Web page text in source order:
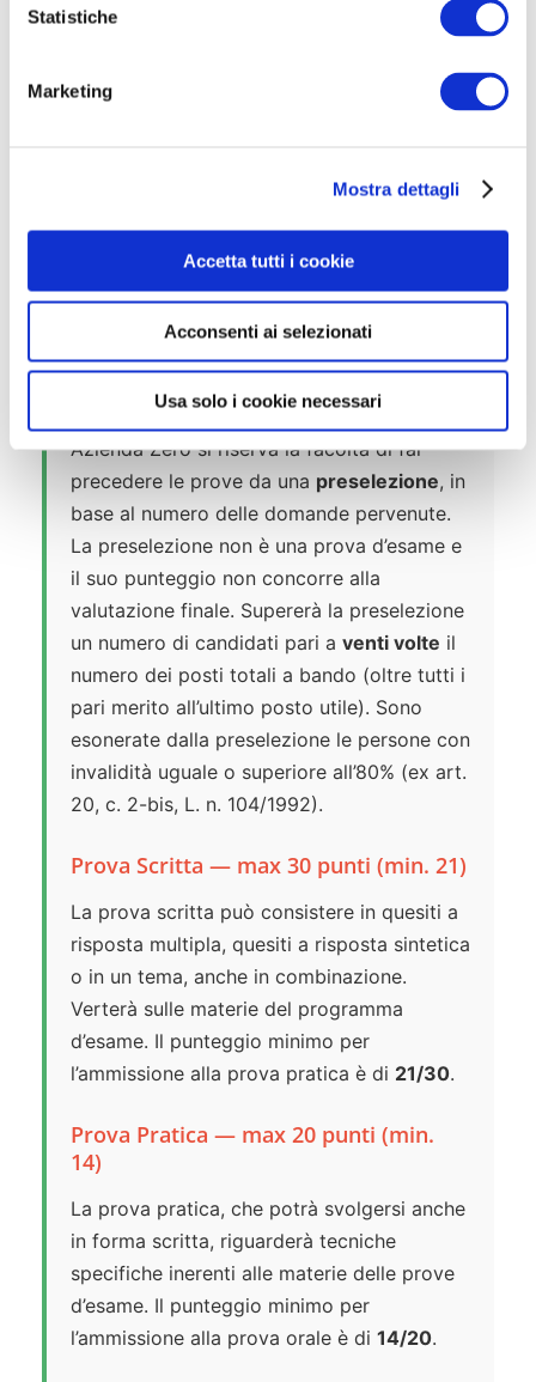
Statistiche
Marketing
Mostra dettagli
Accetta tutti i cookie
Acconsenti ai selezionati
Usa solo i cookie necessari
Ai sensi del D.P.R. n. 220/2001, il concorso
punteggio massimo complessivo per le
prove è di70 punti.
Eventuale Preselezione
Azienda Zero si riserva la facoltà di far
precedere le prove da una preselezione, in
base al numero delle domande pervenute.
La preselezione non è una prova d’esame e
il suo punteggio non concorre alla
valutazione finale. Supererà la preselezione
un numero di candidati pari a venti volte il
numero dei posti totali a bando (oltre tutti i
pari merito all’ultimo posto utile). Sono
esonerate dalla preselezione le persone con
invalidità uguale o superiore all’80% (ex art.
20, c. 2-bis, L. n. 104/1992).
Prova Scritta — max 30 punti (min. 21)
La prova scritta può consistere in quesiti a
risposta multipla, quesiti a risposta sintetica
o in un tema, anche in combinazione.
Verterà sulle materie del programma
d’esame. Il punteggio minimo per
l’ammissione alla prova pratica è di 21/30.
Prova Pratica — max 20 punti (min.
14)
La prova pratica, che potrà svolgersi anche
in forma scritta, riguarderà tecniche
specifiche inerenti alle materie delle prove
d’esame. Il punteggio minimo per
l’ammissione alla prova orale è di 14/20.